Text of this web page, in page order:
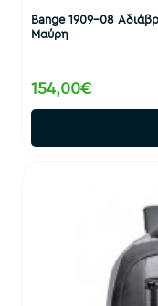
Bange 1909-08
Μαύρη
154,00€